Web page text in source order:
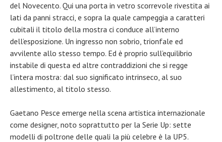
del Novecento. Qui una porta in vetro scorrevole rivestita ai
lati da panni stracci, e sopra la quale campeggia a caratteri
cubitali il titolo della mostra ci conduce all’interno
dell’esposizione. Un ingresso non sobrio, trionfale ed
avvilente allo stesso tempo. Ed è proprio sull’equilibrio
instabile di questa ed altre contraddizioni che si regge
l’intera mostra: dal suo significato intrinseco, al suo
allestimento, al titolo stesso.
Gaetano Pesce emerge nella scena artistica internazionale
come designer, noto soprattutto per la Serie Up: sette
modelli di poltrone delle quali la più celebre è la UP5.